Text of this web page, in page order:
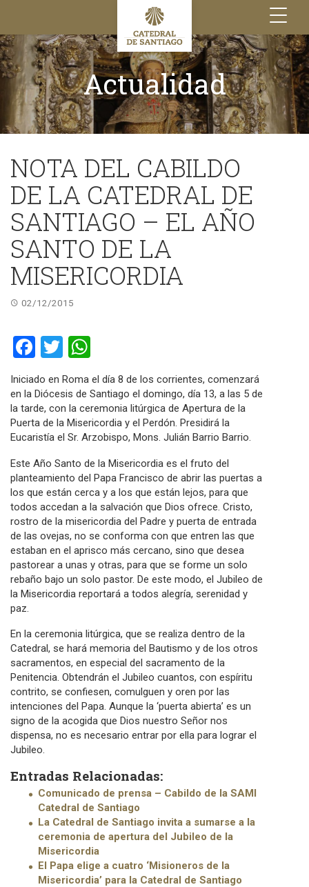
Toggle
navigation
Actualidad
NOTA DEL CABILDO
DE LA CATEDRAL DE
SANTIAGO – EL AÑO
SANTO DE LA
MISERICORDIA
02/12/2015
Facebook
Twitter
Iniciado en Roma el día 8 de los corrientes, comenzará
en la Diócesis de Santiago el domingo, día 13, a las 5 de
la tarde, con la ceremonia litúrgica de Apertura de la
Puerta de la Misericordia y el Perdón. Presidirá la
Eucaristía el Sr. Arzobispo, Mons. Julián Barrio Barrio.
Este Año Santo de la Misericordia es el fruto del
planteamiento del Papa Francisco de abrir las puertas a
los que están cerca y a los que están lejos, para que
todos accedan a la salvación que Dios ofrece. Cristo,
rostro de la misericordia del Padre y puerta de entrada
de las ovejas, no se conforma con que entren las que
estaban en el aprisco más cercano, sino que desea
pastorear a unas y otras, para que se forme un solo
rebaño bajo un solo pastor. De este modo, el Jubileo de
la Misericordia reportará a todos alegría, serenidad y
paz.
En la ceremonia litúrgica, que se realiza dentro de la
Catedral, se hará memoria del Bautismo y de los otros
sacramentos, en especial del sacramento de la
Penitencia. Obtendrán el Jubileo cuantos, con espíritu
contrito, se confiesen, comulguen y oren por las
intenciones del Papa. Aunque la ‘puerta abierta’ es un
signo de la acogida que Dios nuestro Señor nos
dispensa, no es necesario entrar por ella para lograr el
Jubileo.
Entradas Relacionadas:
Comunicado de prensa – Cabildo de la SAMI
Catedral de Santiago
La Catedral de Santiago invita a sumarse a la
ceremonia de apertura del Jubileo de la
Misericordia
El Papa elige a cuatro ‘Misioneros de la
Misericordia’ para la Catedral de Santiago